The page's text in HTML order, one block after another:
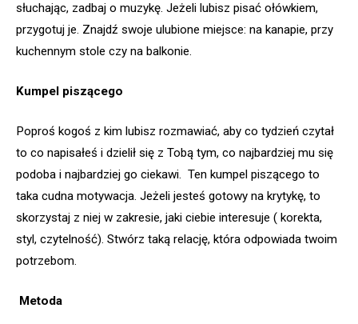
słuchając, zadbaj o muzykę. Jeżeli lubisz pisać ołówkiem,
przygotuj je. Znajdź swoje ulubione miejsce: na kanapie, przy
kuchennym stole czy na balkonie.
Kumpel piszącego
Poproś kogoś z kim lubisz rozmawiać, aby co tydzień czytał
to co napisałeś i dzielił się z Tobą tym, co najbardziej mu się
podoba i najbardziej go ciekawi. Ten kumpel piszącego to
taka cudna motywacja. Jeżeli jesteś gotowy na krytykę, to
skorzystaj z niej w zakresie, jaki ciebie interesuje ( korekta,
styl, czytelność). Stwórz taką relację, która odpowiada twoim
potrzebom.
Metoda